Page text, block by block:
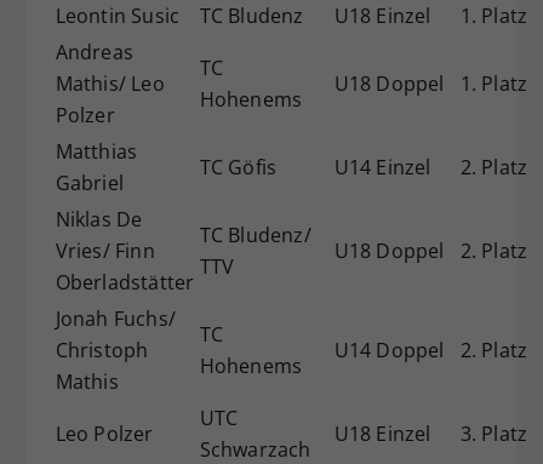
Leontin Susic
TC Bludenz U18 Einzel
1. Platz
Andreas
Mathis/ Leo
Polzer
TC
Hohenems
U18 Doppel 1. Platz
Matthias
Gabriel
TC Göfis U14 Einzel
2. Platz
Niklas De
Vries/ Finn
Oberladstätter
TC Bludenz/
TTV
U18 Doppel 2. Platz
Jonah Fuchs/
Christoph
Mathis
TC
Hohenems
U14 Doppel 2. Platz
Leo Polzer
UTC
Schwarzach
U18 Einzel
3. Platz